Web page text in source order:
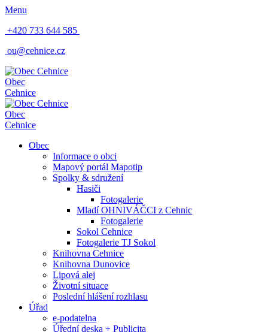
Menu
+420 733 644 585
ou@cehnice.cz
Obec
Cehnice
Obec
Cehnice
Obec
Informace o obci
Mapový portál Mapotip
Spolky & sdružení
Hasiči
Fotogalerie
Mladí OHNIVÁČCI z Cehnic
Fotogalerie
Sokol Cehnice
Fotogalerie TJ Sokol
Knihovna Cehnice
Knihovna Dunovice
Lipová alej
Životní situace
Poslední hlášení rozhlasu
Úřad
e-podatelna
Úřední deska + Publicita